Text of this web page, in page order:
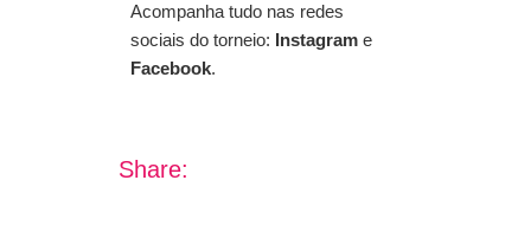
Acompanha tudo nas redes
sociais do torneio: Instagram e
Facebook.
Share: